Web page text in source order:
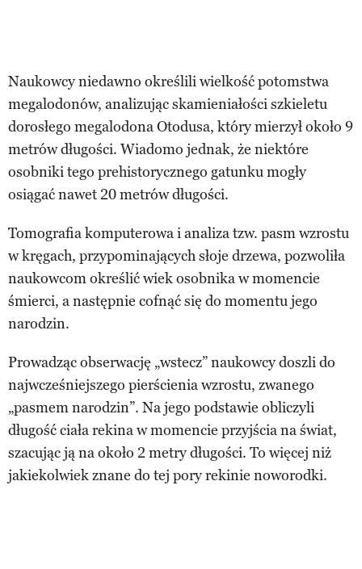
Naukowcy niedawno określili wielkość potomstwa
megalodonów, analizując skamieniałości szkieletu
dorosłego megalodona Otodusa, który mierzył około 9
metrów długości. Wiadomo jednak, że niektóre
osobniki tego prehistorycznego gatunku mogły
osiągać nawet 20 metrów długości.
Tomografia komputerowa i analiza tzw. pasm wzrostu
w kręgach, przypominających słoje drzewa, pozwoliła
naukowcom określić wiek osobnika w momencie
śmierci, a następnie cofnąć się do momentu jego
narodzin.
Prowadząc obserwację „wstecz” naukowcy doszli do
najwcześniejszego pierścienia wzrostu, zwanego
„pasmem narodzin”. Na jego podstawie obliczyli
długość ciała rekina w momencie przyjścia na świat,
szacując ją na około 2 metry długości. To więcej niż
jakiekolwiek znane do tej pory rekinie noworodki.